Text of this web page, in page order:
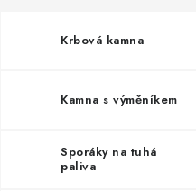
Krbová kamna
Kamna s výměníkem
Sporáky na tuhá
paliva